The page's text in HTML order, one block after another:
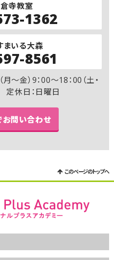
寺教室
1362
まいる大森
8561
～金）9：00～18：00（土・
定休日：日曜日
お問い合わせ
このページのトップへ